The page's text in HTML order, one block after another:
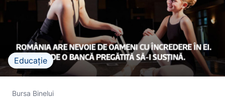
Educație
Bursa Binelui